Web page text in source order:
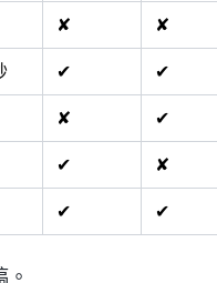
✘ ✘
✔ ✔
✘ ✔
✔ ✘
✔ ✔